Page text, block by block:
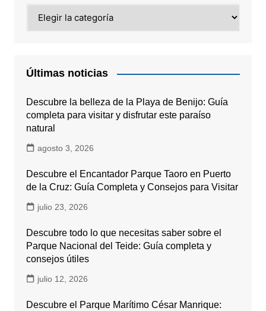
Últimas noticias
Descubre la belleza de la Playa de Benijo: Guía
completa para visitar y disfrutar este paraíso
natural
agosto 3, 2026
Descubre el Encantador Parque Taoro en Puerto
de la Cruz: Guía Completa y Consejos para Visitar
julio 23, 2026
Descubre todo lo que necesitas saber sobre el
Parque Nacional del Teide: Guía completa y
consejos útiles
julio 12, 2026
Descubre el Parque Marítimo César Manrique: